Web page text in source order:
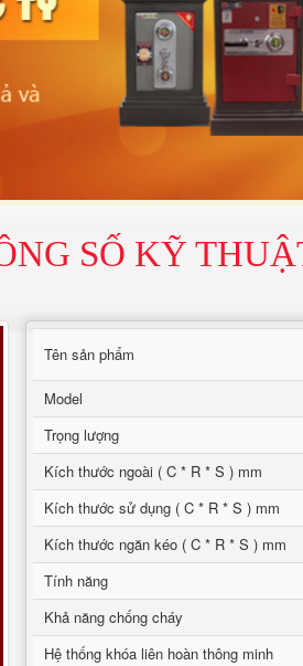
SỐ KỸ
Tên sản phẩm
Model
Trọng lượng
Kích thước ngoài ( C * R * S ) mm
Kích thước sử dụng ( C * R * S ) mm
Kích thước ngăn kéo ( C * R * S ) mm
Tính năng
Khả năng chống cháy
Hệ thống khóa liên hoàn thông minh